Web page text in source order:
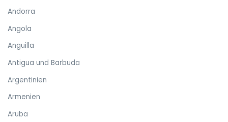
Andorra
Angola
Anguilla
Antigua und Barbuda
Argentinien
Armenien
Aruba